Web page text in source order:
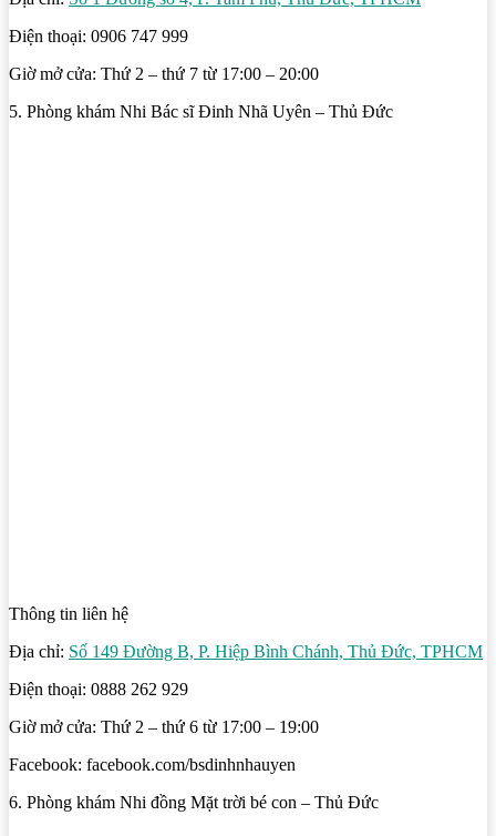
Điện thoại: 0906 747 999
Giờ mở cửa: Thứ 2 – thứ 7 từ 17:00 – 20:00
5. Phòng khám Nhi Bác sĩ Đinh Nhã Uyên – Thủ Đức
Thông tin liên hệ
Địa chỉ: Số 149 Đường B, P. Hiệp Bình Chánh, Thủ Đức, TPHCM
Điện thoại: 0888 262 929
Giờ mở cửa: Thứ 2 – thứ 6 từ 17:00 – 19:00
Facebook: facebook.com/bsdinhnhauyen
6. Phòng khám Nhi đồng Mặt trời bé con – Thủ Đức